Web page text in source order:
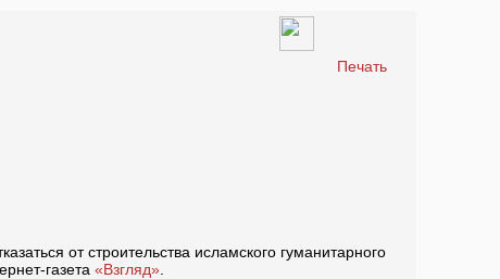
Печать
от строительства исламского гуманитарного
газета «Взгляд»